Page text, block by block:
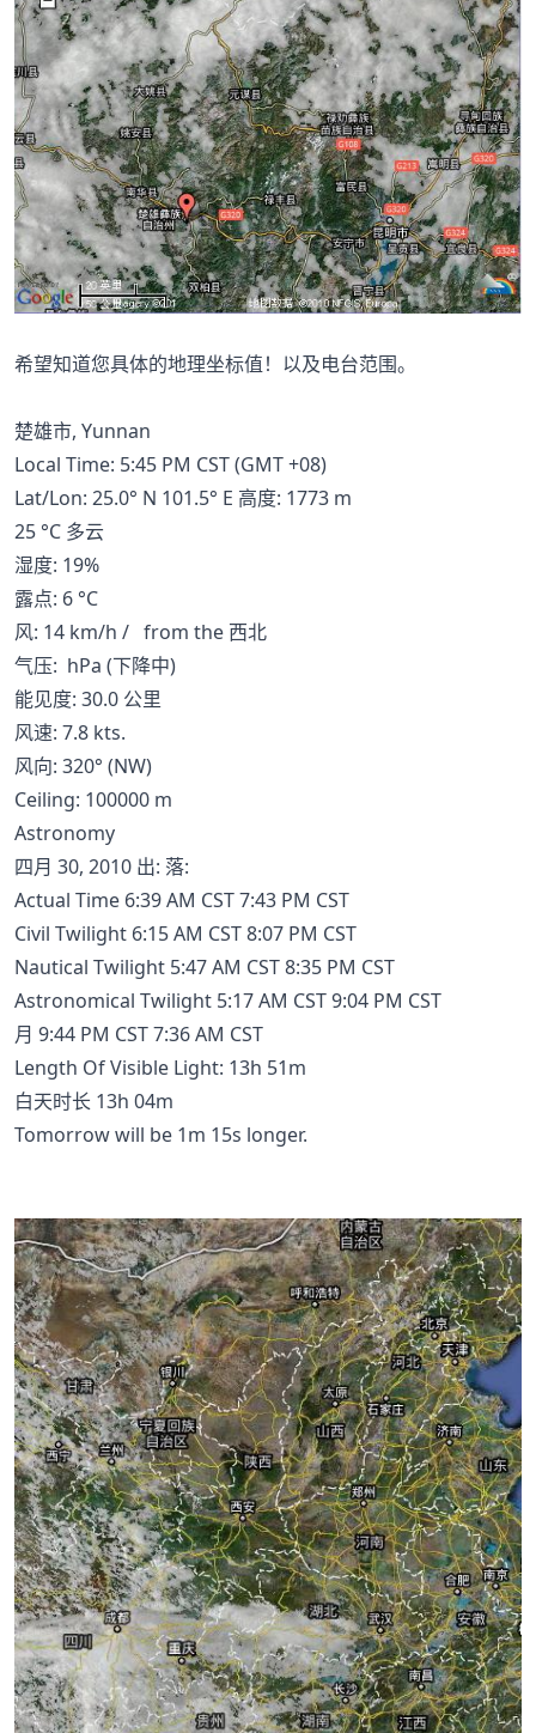
希望知道您具体的地理坐标值！以及电台范围。
楚雄市, Yunnan
Local Time: 5:45 PM CST (GMT +08)
Lat/Lon: 25.0° N 101.5° E 高度: 1773 m
25 °C 多云
湿度: 19%
露点: 6 °C
风: 14 km/h / from the 西北
气压: hPa (下降中)
能见度: 30.0 公里
风速: 7.8 kts.
风向: 320° (NW)
Ceiling: 100000 m
Astronomy
四月 30, 2010 出: 落:
Actual Time 6:39 AM CST 7:43 PM CST
Civil Twilight 6:15 AM CST 8:07 PM CST
Nautical Twilight 5:47 AM CST 8:35 PM CST
Astronomical Twilight 5:17 AM CST 9:04 PM CST
月 9:44 PM CST 7:36 AM CST
Length Of Visible Light: 13h 51m
白天时长 13h 04m
Tomorrow will be 1m 15s longer.